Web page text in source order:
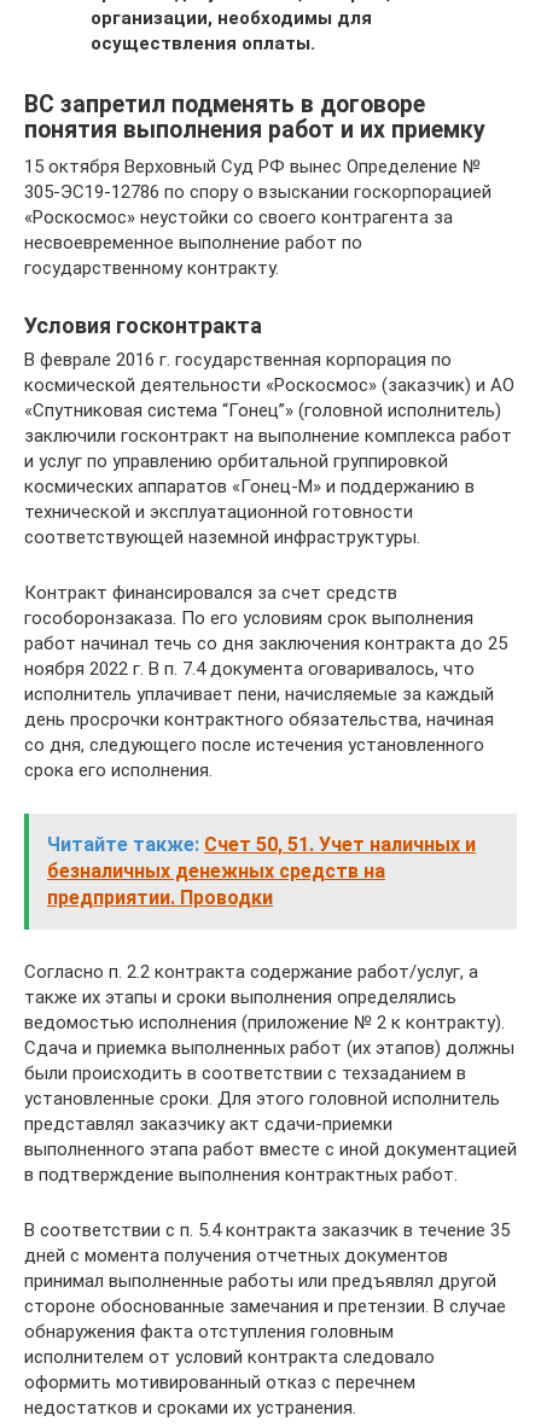
организации, необходимы для
осуществления оплаты.
ВС запретил подменять в договоре
понятия выполнения работ и их приемку
15 октября Верховный Суд РФ вынес Определение №
305-ЭС19-12786 по спору о взыскании госкорпорацией
«Роскосмос» неустойки со своего контрагента за
несвоевременное выполнение работ по
государственному контракту.
Условия госконтракта
В феврале 2016 г. государственная корпорация по
космической деятельности «Роскосмос» (заказчик) и АО
«Спутниковая система “Гонец”» (головной исполнитель)
заключили госконтракт на выполнение комплекса работ
и услуг по управлению орбитальной группировкой
космических аппаратов «Гонец-М» и поддержанию в
технической и эксплуатационной готовности
соответствующей наземной инфраструктуры.
Контракт финансировался за счет средств
гособоронзаказа. По его условиям срок выполнения
работ начинал течь со дня заключения контракта до 25
ноября 2022 г. В п. 7.4 документа оговаривалось, что
исполнитель уплачивает пени, начисляемые за каждый
день просрочки контрактного обязательства, начиная
со дня, следующего после истечения установленного
срока его исполнения.
Читайте также: Счет 50, 51. Учет наличных и
безналичных денежных средств на
предприятии. Проводки
Согласно п. 2.2 контракта содержание работ/услуг, а
также их этапы и сроки выполнения определялись
ведомостью исполнения (приложение № 2 к контракту).
Сдача и приемка выполненных работ (их этапов) должны
были происходить в соответствии с техзаданием в
установленные сроки. Для этого головной исполнитель
представлял заказчику акт сдачи-приемки
выполненного этапа работ вместе с иной документацией
в подтверждение выполнения контрактных работ.
В соответствии с п. 5.4 контракта заказчик в течение 35
дней с момента получения отчетных документов
принимал выполненные работы или предъявлял другой
стороне обоснованные замечания и претензии. В случае
обнаружения факта отступления головным
исполнителем от условий контракта следовало
оформить мотивированный отказ с перечнем
недостатков и сроками их устранения.